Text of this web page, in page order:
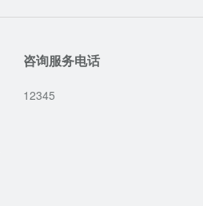
咨询服务电话
12345